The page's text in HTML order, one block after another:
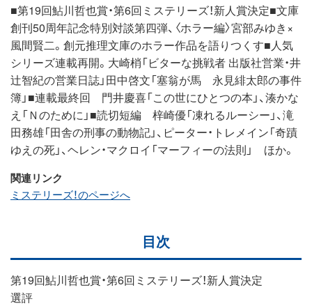
■第19回鮎川哲也賞・第6回ミステリーズ！新人賞決定■文庫
創刊50周年記念特別対談第四弾、〈ホラー編〉宮部みゆき×
風間賢二。創元推理文庫のホラー作品を語りつくす■人気
シリーズ連載再開。大崎梢「ビターな挑戦者 出版社営業・井
辻智紀の営業日誌」田中啓文「塞翁が馬 永見緋太郎の事件
簿」■連載最終回 門井慶喜「この世にひとつの本」、湊かな
え「Ｎのために」■読切短編 梓崎優「凍れるルーシー」、滝
田務雄「田舎の刑事の動物記」、ピーター・トレメイン「奇蹟
ゆえの死」、ヘレン・マクロイ「マーフィーの法則」 ほか。
関連リンク
ミステリーズ！のページへ
目次
第19回鮎川哲也賞・第6回ミステリーズ！新人賞決定
選評